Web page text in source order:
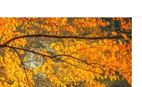
Magasinage